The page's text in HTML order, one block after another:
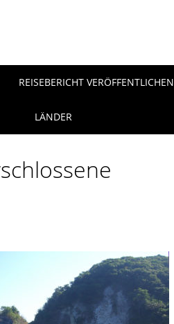
REISEBERICHT VERÖFFENTLICHEN
LÄNDER